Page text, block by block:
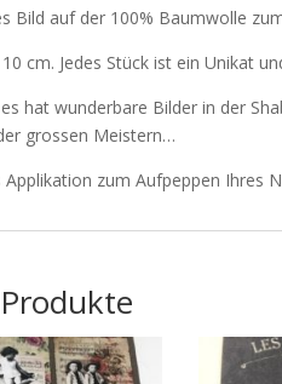
Bild auf der 100% Baumwolle
cm. Jedes Stück ist ein Unikat
hat wunderbare Bilder in der
grossen Meistern…
Applikation zum Aufpeppen Ihres